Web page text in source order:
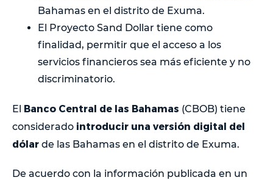
Bahamas en el distrito de Exuma.
El Proyecto Sand Dollar tiene como
finalidad, permitir que el acceso a los
servicios financieros sea más eficiente y no
discriminatorio.
El Banco Central de las Bahamas (CBOB) tiene
considerado introducir una versión digital del
dólar de las Bahamas en el distrito de Exuma.
De acuerdo con la información publicada en un